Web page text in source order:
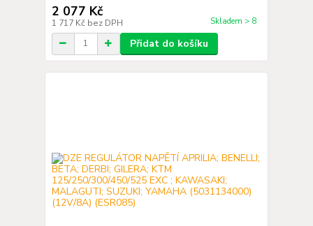
2 077 Kč
1 717 Kč bez DPH Skladem > 8
Přidat do košíku